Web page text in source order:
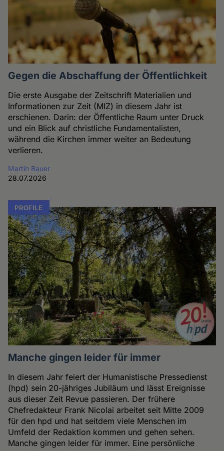
Gegen die Abschaffung der Öffentlichkeit
Die erste Ausgabe der Zeitschrift Materialien und
Informationen zur Zeit (MIZ) in diesem Jahr ist
erschienen. Darin: der Öffentliche Raum unter Druck
und ein Blick auf christliche Fundamentalisten,
während die Kirchen immer weiter an Bedeutung
verlieren.
Martin Bauer
28.07.2026
PROFILE
Manche gingen leider für immer
In diesem Jahr feiert der Humanistische Pressedienst
(hpd) sein 20-jähriges Jubiläum und lässt Ereignisse
aus dieser Zeit Revue passieren. Der frühere
Chefredakteur Frank Nicolai arbeitet seit Mitte 2009
für den hpd und hat seitdem viele Menschen im
Umfeld der Redaktion kommen und gehen sehen.
Manche gingen leider für immer. Eine persönliche